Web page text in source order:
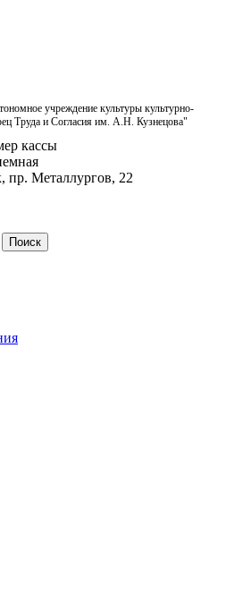
учреждение культуры культурно-
Труда и Согласия им. А.Н. Кузнецова"
кассы
пр. Металлургов, 22
Поиск